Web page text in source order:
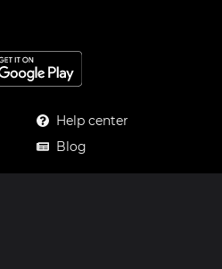
Help center
Blog